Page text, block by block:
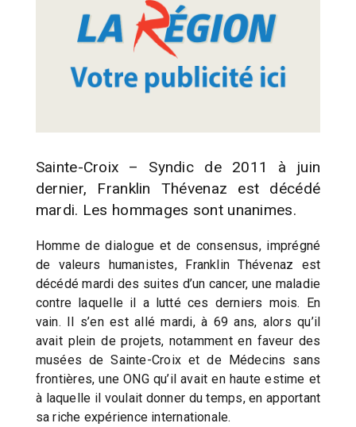
Sainte-Croix – Syndic de 2011 à juin
dernier, Franklin Thévenaz est décédé
mardi. Les hommages sont unanimes.
Homme de dialogue et de consensus, imprégné
de valeurs humanistes, Franklin Thévenaz est
décédé mardi des suites d’un cancer, une maladie
contre laquelle il a lutté ces derniers mois. En
vain. Il s’en est allé mardi, à 69 ans, alors qu’il
avait plein de projets, notamment en faveur des
musées de Sainte-Croix et de Médecins sans
frontières, une ONG qu’il avait en haute estime et
à laquelle il voulait donner du temps, en apportant
sa riche expérience internationale.